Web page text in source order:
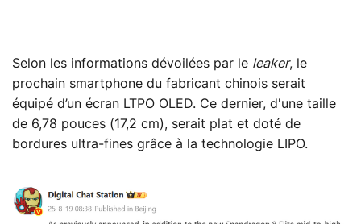
Selon les informations dévoilées par le leaker, le
prochain smartphone du fabricant chinois serait
équipé d’un écran LTPO OLED. Ce dernier, d'une taille
de 6,78 pouces (17,2 cm), serait plat et doté de
bordures ultra-fines grâce à la technologie LIPO.